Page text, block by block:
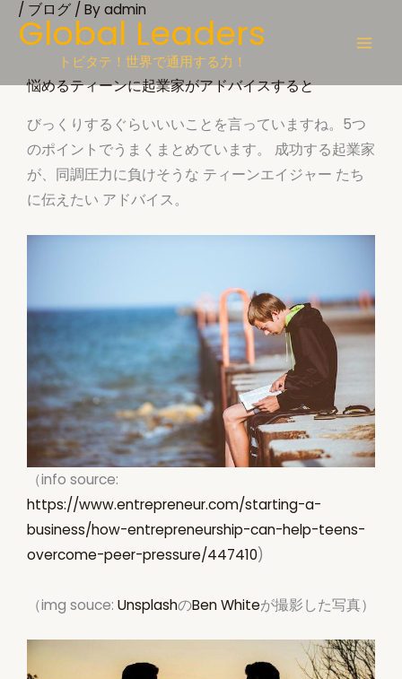
SkipGlobal Leaders
トビタテ！世界で通用する力！
/ ブログ / Byadmin
悩めるティーンに起業家がアドバイスすると
びっくりするぐらいいいことを言っていますね。5つ
のポイントでうまくまとめています。 成功する起業家
が、同調圧力に負けそうな ティーンエイジャー たち
に伝えたい アドバイス。
（info source:
https://www.entrepreneur.com/starting-a-
business/how-entrepreneurship-can-help-teens-
overcome-peer-pressure/447410)
（img souce: UnsplashのBen Whiteが撮影した写真）